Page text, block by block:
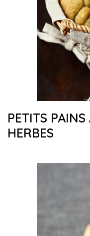
PETITS
HERBES